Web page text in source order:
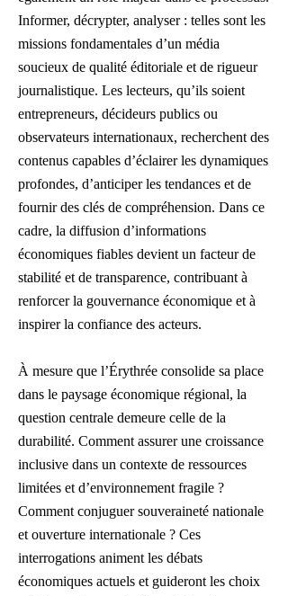
Informer, décrypter, analyser : telles sont les
missions fondamentales d’un média
soucieux de qualité éditoriale et de rigueur
journalistique. Les lecteurs, qu’ils soient
entrepreneurs, décideurs publics ou
observateurs internationaux, recherchent des
contenus capables d’éclairer les dynamiques
profondes, d’anticiper les tendances et de
fournir des clés de compréhension. Dans ce
cadre, la diffusion d’informations
économiques fiables devient un facteur de
stabilité et de transparence, contribuant à
renforcer la gouvernance économique et à
inspirer la confiance des acteurs.
À mesure que l’Érythrée consolide sa place
dans le paysage économique régional, la
question centrale demeure celle de la
durabilité. Comment assurer une croissance
inclusive dans un contexte de ressources
limitées et d’environnement fragile ?
Comment conjuguer souveraineté nationale
et ouverture internationale ? Ces
interrogations animent les débats
économiques actuels et guideront les choix